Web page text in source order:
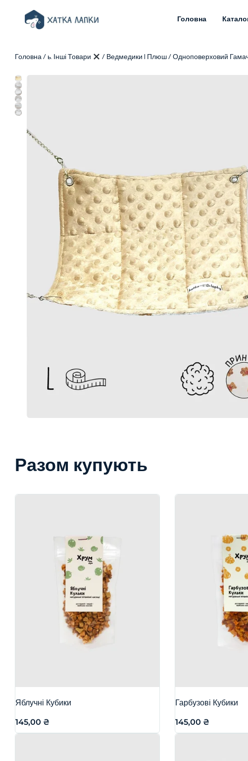
Головна
Головна/ь. Інші Товари /Ведмедики | Плюш/ Одноповерховий
Разом купують
Яблучні Кубики
145,00 ₴
Гарбузові Кубики
145,00 ₴